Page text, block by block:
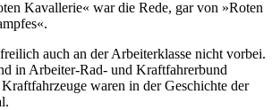
Kavallerie« war die Rede, gar von »Roten
auch an der Arbeiterklasse nicht vorbei.
in Arbeiter-Rad- und Kraftfahrerbund
waren in der Geschichte der